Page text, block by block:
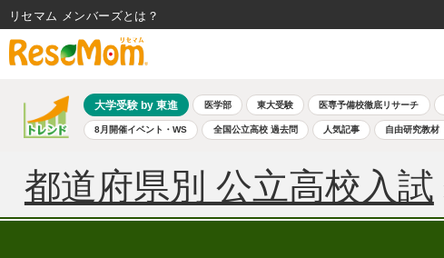
大学受験 by 東進 医学部 東大受験 医専予備校徹底リサーチ
8月開催イベント・WS 全国公立高校 過去問 人気記事 自由研究教材
都道府県別 公立高校入試
リセマム メンバーズ